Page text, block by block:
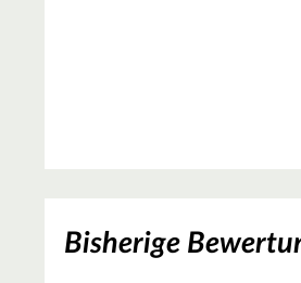
Bisherige